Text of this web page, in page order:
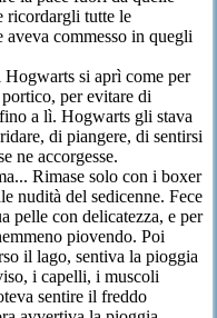
ricordargli tutte le
commesso in quegli
si aprì come per
per evitare di
a lì. Hogwarts gli stava
di piangere, di sentirsi
ne accorgesse.
Rimase solo con i boxer
nudità del sedicenne. Fece
pelle con delicatezza, e per
piovendo. Poi
il lago, sentiva la pioggia
i capelli, i muscoli
sentire il freddo